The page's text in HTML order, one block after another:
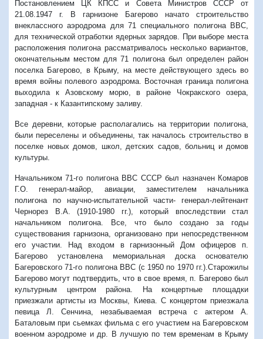
Постановлением ЦК КПСС и Совета Министров СССР от
21.08.1947 г. В гарнизоне Багерово начато строительство
внеклассного аэродрома для 71 специального полигона ВВС,
для технической отработки ядерных зарядов. При выборе места
расположения полигона рассматривалось несколько вариантов,
окончательным местом для 71 полигона был определен район
поселка Багерово, в Крыму, на месте действующего здесь во
время войны полевого аэродрома. Восточная граница полигона
выходила к Азовскому морю, в районе Чокракского озера,
западная - к Казантипскому заливу.
Все деревни, которые располагались на территории полигона,
были переселены и объединены, так началось строительство в
поселке новых домов, школ, детских садов, больниц и домов
культуры.
Начальником 71-го полигона ВВС СССР был назначен Комаров
Г.О. генерал-майор, авиации, заместителем начальника
полигона по научно-испытательной части- генерал-лейтенант
Чернорез В.А. (1910-1980 гг.), который впоследствии стал
начальником полигона. Все, что было создано за годы
существования гарнизона, организовано при непосредственном
его участии. Над входом в гарнизонный Дом офицеров п.
Багерово установлена мемориальная доска основателю
Багеровского 71-го полигона ВВС (с 1950 по 1970 гг.).Старожилы
Багерово могут подтвердить, что в свое время, п. Багерово был
культурным центром района. На концертные площадки
приезжали артисты из Москвы, Киева. С концертом приезжала
певица Л. Сенчина, незабываемая встреча с актером А.
Баталовым при сьемках фильма с его участием на Багеровском
военном аэродроме и др. В лучшую по тем временам в Крыму